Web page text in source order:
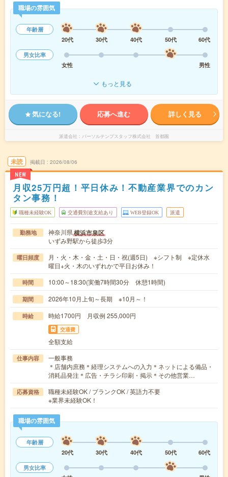
職場の雰囲気
年齢層
20代
30代 40代 50代
60代
男女比率
女性
男性
もっと見る
気になる! 応募へ進む 詳しく見る
派遣会社 パーソルテンプスタッフ株式会社 首都圏
未読
NEW
掲載日 2026/08/06
月収25万円超！平日休み！不動産業界でのカン
タン事務！
職種未経験OK 交通費別途支給あり WEB登録OK 派遣
勤務地 神奈川県横浜市泉区
いずみ野駅から徒歩3分
曜日頻度
月・火・木・金・土・日・祝(週5日) ※シフト制 ※定休水
曜日+火・木のいずれかで平日お休み！
時間 10:00～18:30(実働7時間30分 休憩1時間)
期間 2026年10月上旬～長期 ※10月～！
時給 時給1700円 月収例 255,000円
交通費
全額支給
仕事内容
一般事務
＊店舗内庶務＊経理システムへの入力＊ネットによる備品・
消耗品発注＊広告・チラシ印刷・掲示＊その他営業…
応募資格
職種未経験OK / ブランクOK / 英語力不要
※業界未経験OK！
職場の雰囲気
年齢層
20代
30代 40代 50代
60代
男女比率